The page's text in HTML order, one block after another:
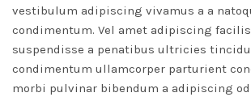
vestibulum adipiscing vivamus a a
condimentum. Vel amet adipiscing
suspendisse a penatibus ultricies
condimentum ullamcorper parturient
morbi pulvinar bibendum a adipiscing